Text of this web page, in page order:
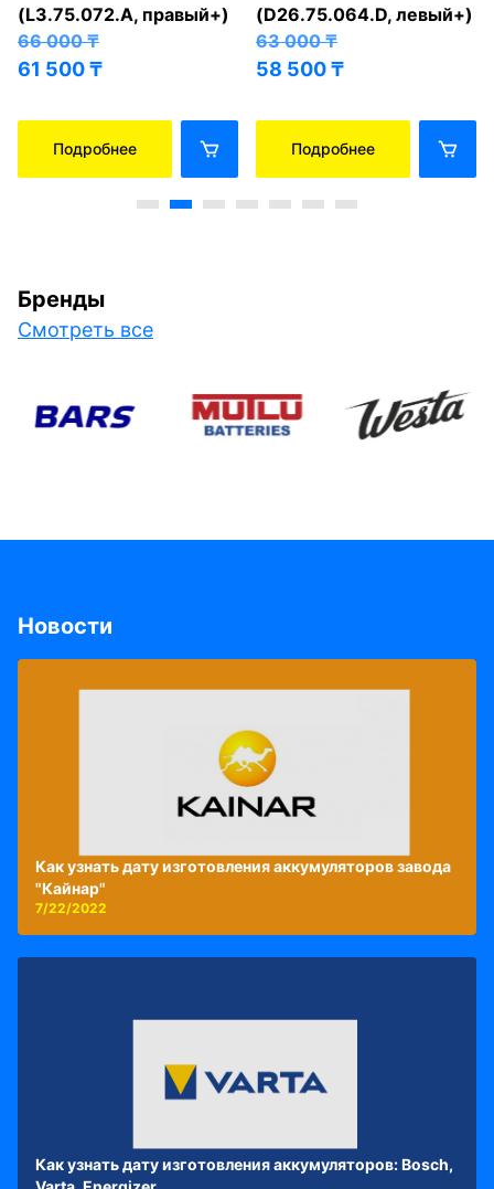
(L3.75.072.A, правый+)
66 000₸
61 500₸
Подробнее
(D26.75.064.D, левый+)
63 000₸
58 500₸
Подробнее
Бренды
Смотреть все
Новости
Как узнать дату изготовления аккумуляторов завода
"Кайнар"
7/22/2022
Как узнать дату изготовления аккумуляторов: Bosch,